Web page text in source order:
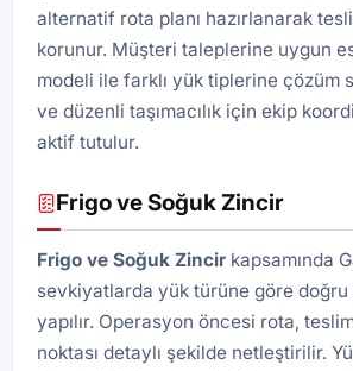
alternatif rota planı hazırlanarak
korunur. Müşteri taleplerine uygun
modeli ile farklı yük tiplerine çözüm
ve düzenli taşımacılık için ekip
aktif tutulur.
Frigo ve Soğuk Zincir
Frigo ve Soğuk Zincir kapsamında
sevkiyatlarda yük türüne göre doğru
yapılır. Operasyon öncesi rota,
noktası detaylı şekilde netleştirilir.